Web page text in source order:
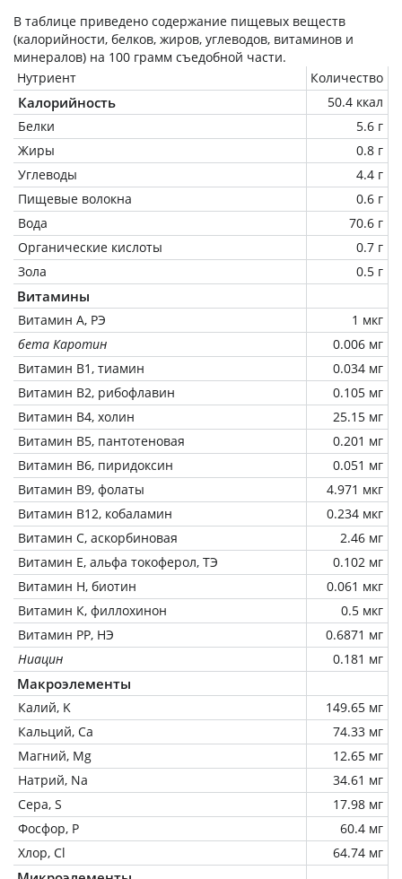
В таблице приведено содержание пищевых веществ
(калорийности, белков, жиров, углеводов, витаминов и
минералов) на 100 грамм съедобной части.
Нутриент
Количество
Калорийность
50.4 ккал
Белки
5.6 г
Жиры
0.8 г
Углеводы
4.4 г
Пищевые волокна
0.6 г
Вода
70.6 г
Органические кислоты
0.7 г
Зола
0.5 г
Витамины
Витамин А, РЭ
1 мкг
бета Каротин
0.006 мг
Витамин В1, тиамин
0.034 мг
Витамин В2, рибофлавин
0.105 мг
Витамин В4, холин
25.15 мг
Витамин В5, пантотеновая
0.201 мг
Витамин В6, пиридоксин
0.051 мг
Витамин В9, фолаты
4.971 мкг
Витамин В12, кобаламин
0.234 мкг
Витамин C, аскорбиновая
2.46 мг
Витамин Е, альфа токоферол, ТЭ
0.102 мг
Витамин Н, биотин
0.061 мкг
Витамин К, филлохинон
0.5 мкг
Витамин РР, НЭ
0.6871 мг
Ниацин
0.181 мг
Макроэлементы
Калий, K
149.65 мг
Кальций, Ca
74.33 мг
Магний, Mg
12.65 мг
Натрий, Na
34.61 мг
Сера, S
17.98 мг
Фосфор, P
60.4 мг
Хлор, Cl
64.74 мг